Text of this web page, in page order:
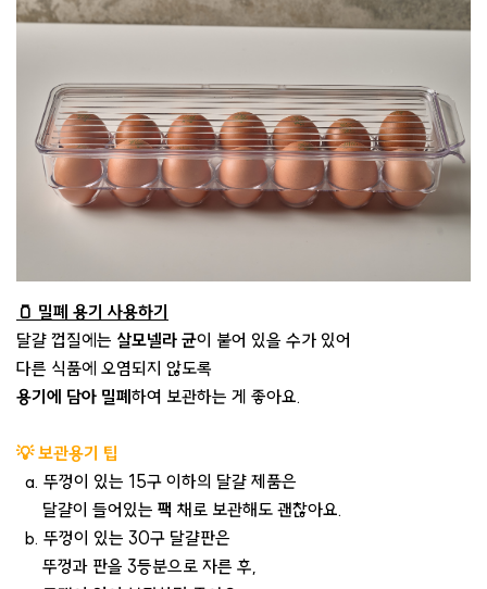
🫙 밀폐 용기 사용하기
달걀 껍질에는 살모넬라 균이 붙어 있을 수가 있어
다른 식품에 오염되지 않도록
용기에 담아 밀폐 하여 보관하는 게 좋아요.
💡 보관용기 팁
a. 뚜껑이 있는 15구 이하의 달걀 제품은
달걀이 들어있는 팩 채로 보관해도 괜찮아요.
b. 뚜껑이 있는 30구 달걀판은
뚜껑과 판을 3등분으로 자른 후,